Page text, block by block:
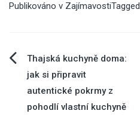
Publikováno v ZajímavostiTagged
Navigace
pro
příspěvek
Thajská kuchyně doma:
jak si připravit
autentické pokrmy z
pohodlí vlastní kuchyně